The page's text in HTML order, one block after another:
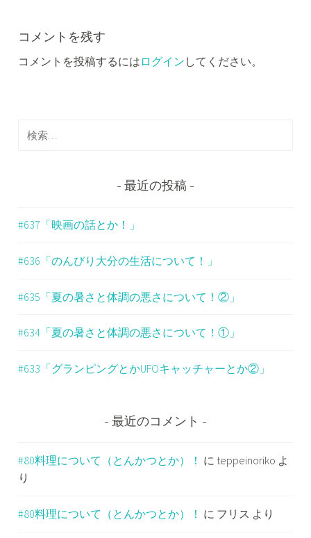
シ
ョ
コメントを残す
コメントを投稿するには ログイン してください。
検
索
最近の投稿
#637「映画の話とか！」
#636「のんびり大分の生活について！」
#635「夏の暑さと体調の悪さについて！②」
#634「夏の暑さと体調の悪さについて！①」
#633「グランピングとかUFOキャッチャーとか②」
最近のコメント
#80料理について（とんかつとか）！ に teppeinoriko よ
り
#80料理について（とんかつとか）！ に フリス より